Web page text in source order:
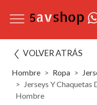
VOLVER ATRÁS
Hombre Ropa
Jerseys Y Chaquetas
Hombre